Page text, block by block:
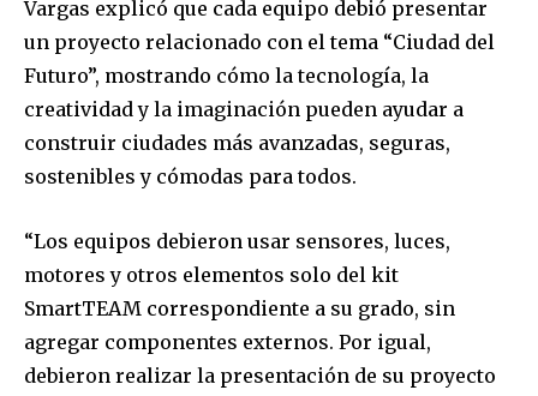
Vargas explicó que cada equipo debió presentar
un proyecto relacionado con el tema “Ciudad del
Futuro”, mostrando cómo la tecnología, la
creatividad y la imaginación pueden ayudar a
construir ciudades más avanzadas, seguras,
sostenibles y cómodas para todos.
“Los equipos debieron usar sensores, luces,
motores y otros elementos solo del kit
SmartTEAM correspondiente a su grado, sin
agregar componentes externos. Por igual,
debieron realizar la presentación de su proyecto